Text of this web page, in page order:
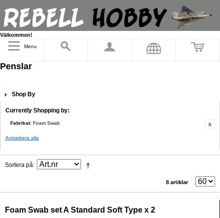
Välkommen!
Menu
Penslar
Shop By
Currently Shopping by:
Fabrikat: Foam Swab
Avmarkera alla
Sortera på
8 artiklar
Foam Swab set A Standard Soft Type x 2